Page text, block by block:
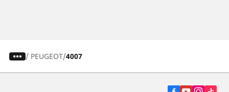
/ PEUGEOT 4007